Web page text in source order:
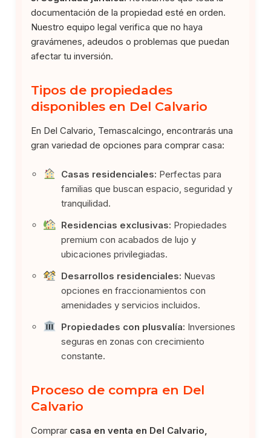
documentación de la propiedad esté en orden.
Nuestro equipo legal verifica que no haya
gravámenes, adeudos o problemas que puedan
afectar tu inversión.
Tipos de propiedades
disponibles en Del Calvario
En Del Calvario, Temascalcingo, encontrarás una
gran variedad de opciones para comprar casa:
Casas residenciales: Perfectas para
familias que buscan espacio, seguridad y
tranquilidad.
Residencias exclusivas: Propiedades
premium con acabados de lujo y
ubicaciones privilegiadas.
Desarrollos residenciales: Nuevas
opciones en fraccionamientos con
amenidades y servicios incluidos.
Propiedades con plusvalía: Inversiones
seguras en zonas con crecimiento
constante.
Proceso de compra en Del
Calvario
Comprar casa en venta en Del Calvario,